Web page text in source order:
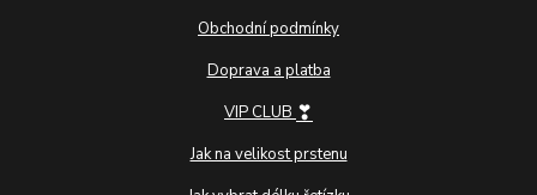
Obchodní podmínky
Doprava a platba
VIP CLUB ❣
Jak na velikost prstenu